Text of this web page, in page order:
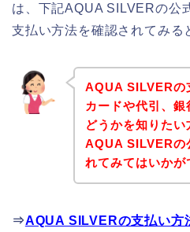
は、下記AQUA SILVERの公
支払い方法を確認されてみる
AQUA SILVERの
カードや代引、
どうかを知りた
AQUA SILVERの
れてみてはいかが
⇒AQUA SILVERの支払い方